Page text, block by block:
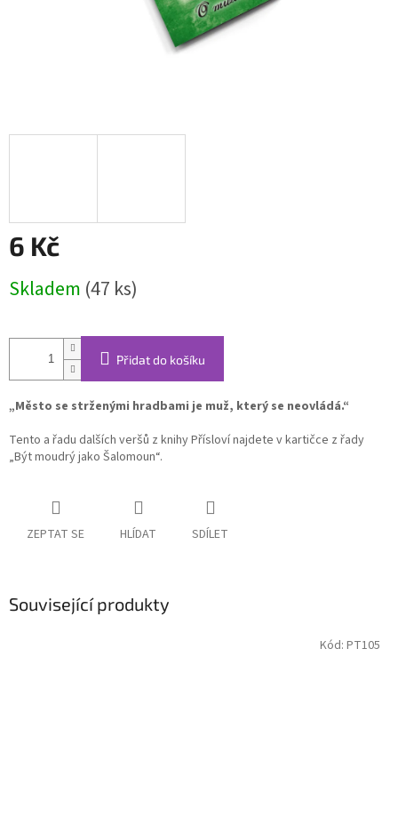
6 Kč
cena:
Skladem (47 ks)
Přidat do košíku
„Město se strženými hradbami je muž, který se neovládá.“
Tento a řadu dalších veršů z knihy Přísloví najdete v kartičce z řady
„Být moudrý jako Šalomoun“.
ZEPTAT SE HLÍDAT SDÍLET
Související produkty
Kód: PT105